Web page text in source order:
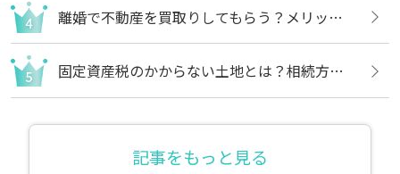
離婚で不動産を買取りしてもらう？メリットや売却の流れについても解説
固定資産税のかからない土地とは？相続方法や不要な場合の処分方法も解説
記事をもっと見る